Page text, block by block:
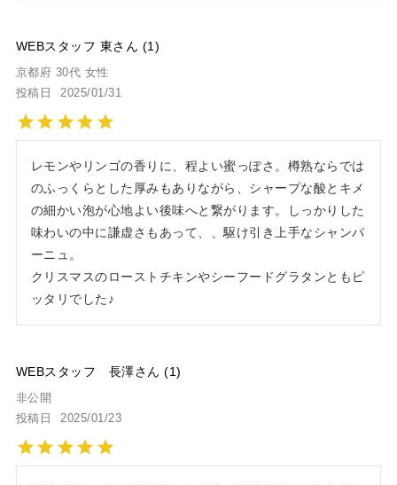
WEBスタッフ 東 1
京都府 30代 女性
投稿日
2025/01/31
レモンやリンゴの香りに、程よい蜜っぽさ。樽熟ならでは
のふっくらとした厚みもありながら、シャープな酸とキメ
の細かい泡が心地よい後味へと繋がります。しっかりした
味わいの中に謙虚さもあって、、駆け引き上手なシャンパ
ーニュ。
クリスマスのローストチキンやシーフードグラタンともピ
ッタリでした♪
WEBスタッフ 長澤 1
非公開
投稿日
2025/01/23